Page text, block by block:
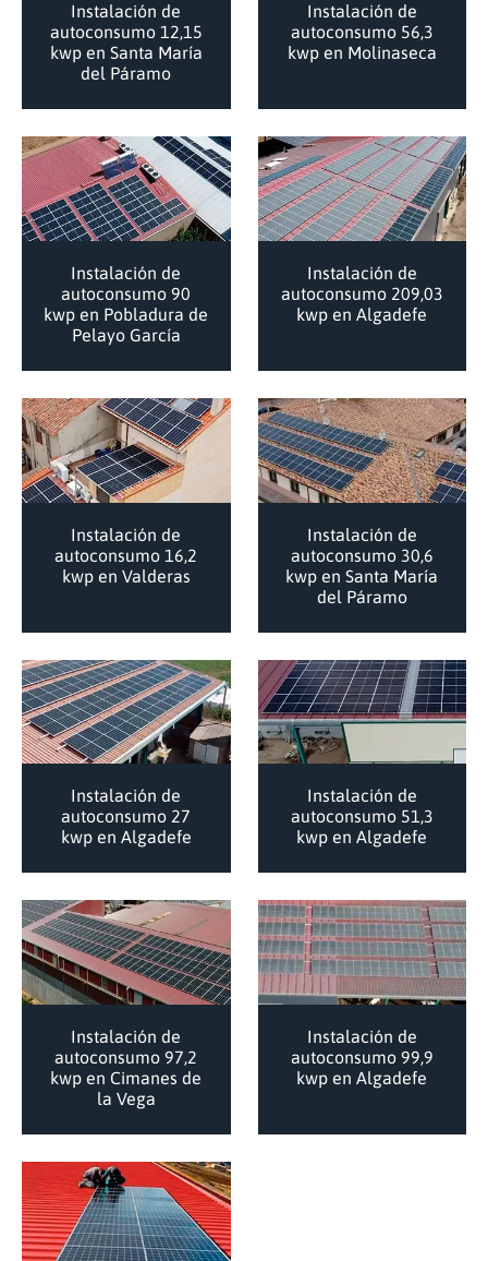
Instalación de
autoconsumo 12,15
kwp en Santa María
del Páramo
Instalación de
autoconsumo 56,3
kwp en Molinaseca
Instalación de
autoconsumo 90
kwp en Pobladura de
Pelayo García
Instalación de
autoconsumo 209,03
kwp en Algadefe
Instalación de
autoconsumo 16,2
kwp en Valderas
Instalación de
autoconsumo 30,6
kwp en Santa María
del Páramo
Instalación de
autoconsumo 27
kwp en Algadefe
Instalación de
autoconsumo 51,3
kwp en Algadefe
Instalación de
autoconsumo 97,2
kwp en Cimanes de
la Vega
Instalación de
autoconsumo 99,9
kwp en Algadefe